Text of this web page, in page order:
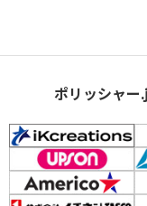
ポリッシャー